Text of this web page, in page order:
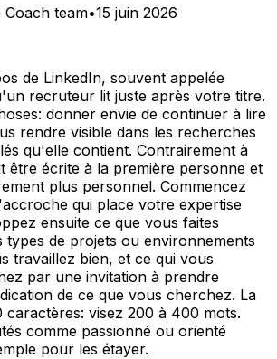
team•15 juin 2026
de LinkedIn, souvent appelée
recruteur lit juste après votre titre.
donner envie de continuer à lire
rendre visible dans les recherches
qu'elle contient. Contrairement à
être écrite à la première personne et
plus personnel. Commencez
qui place votre expertise
ensuite ce que vous faites
types de projets ou environnements
travaillez bien, et ce qui vous
par une invitation à prendre
de ce que vous cherchez. La
caractères: visez 200 à 400 mots.
comme passionné ou orienté
pour les étayer.